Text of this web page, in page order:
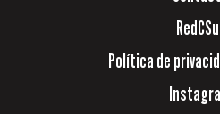
Política de